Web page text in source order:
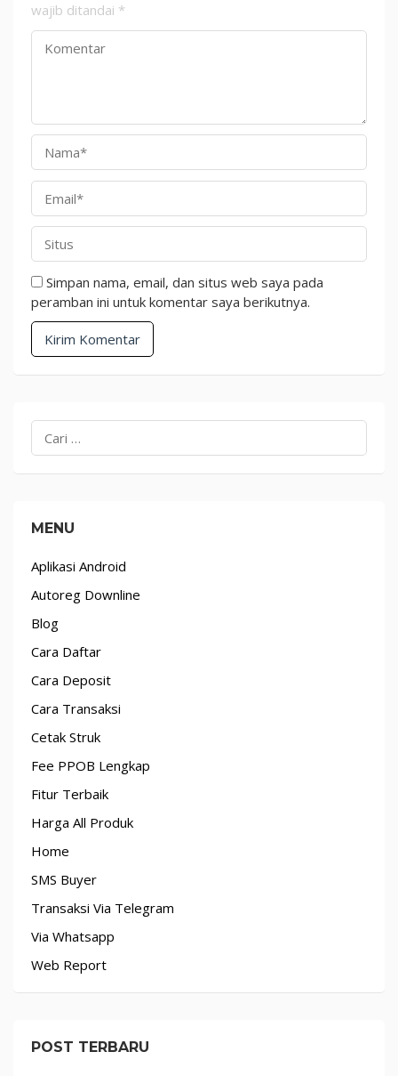
wajib ditandai *
Simpan nama, email, dan situs web saya pada
peramban ini untuk komentar saya berikutnya.
untuk:
MENU
Aplikasi Android
Autoreg Downline
Blog
Cara Daftar
Cara Deposit
Cara Transaksi
Cetak Struk
Fee PPOB Lengkap
Fitur Terbaik
Harga All Produk
Home
SMS Buyer
Transaksi Via Telegram
Via Whatsapp
Web Report
POST TERBARU